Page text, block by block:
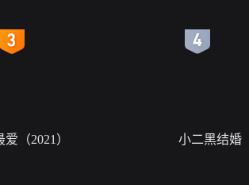
爱（2021） 小二黑结婚